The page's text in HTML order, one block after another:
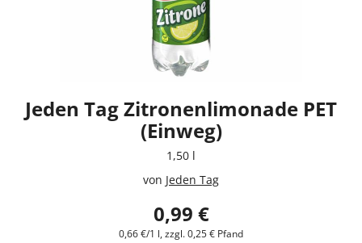
Jeden Tag Zitronenlimonade PET
(Einweg)
1,50 l
von Jeden Tag
0,99 €
0,66 €/1 l, zzgl. 0,25 € Pfand